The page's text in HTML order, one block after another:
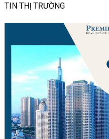
TIN THỊ TRƯỜNG